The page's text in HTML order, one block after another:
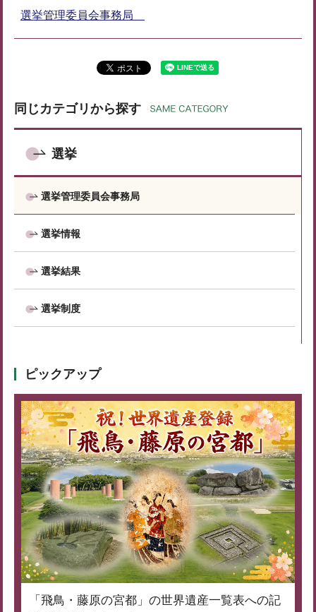
選挙管理委員会事務局
同じカテゴリから探す
選挙
選挙管理委員会事務局
選挙情報
選挙結果
選挙制度
ピックアップ
「飛鳥・藤原の宮都」の世界遺産一覧表への記